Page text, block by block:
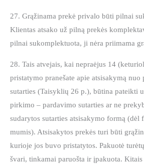
27. Grąžinama prekė privalo būti pilnai
Klientas atsako už pilną prekės
pilnai sukomplektuota, ji nėra priimama
28. Tais atvejais, kai nepraėjus 14
pristatymo pranešate apie atsisakymą
sutarties (Taisyklių 26 p.), būtina pateikti
pirkimo – pardavimo sutarties ar ne
sudarytos sutarties atsisakymo formą (dėl
mumis). Atsisakytos prekės turi būti
kurioje jos buvo pristatytos. Pakuotė
švari, tinkamai paruošta ir įpakuota.